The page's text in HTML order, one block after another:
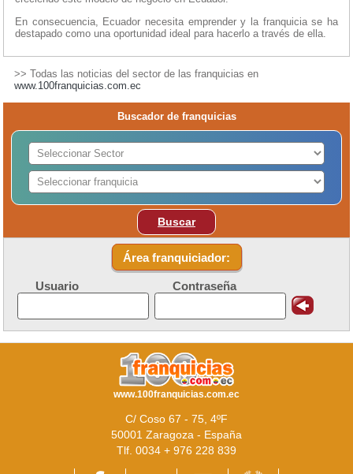
En consecuencia, Ecuador necesita emprender y la franquicia se ha
destapado como una oportunidad ideal para hacerlo a través de ella.
>> Todas las noticias del sector de las franquicias en
www.100franquicias.com.ec
Buscador de franquicias
Buscar
Área franquiciador:
Usuario Contraseña
www.100franquicias.com.ec
C/ Coso 67 - 75, 4ºF
50001 Zaragoza - España
Tlf. 0034 + 976 228 839